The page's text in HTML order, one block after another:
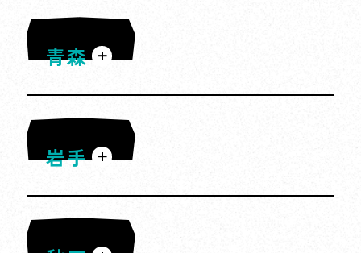
バージョンで異なります。）
※
iOSの場合：設定＞アプリ＞Safari＞カメラ
をご確認ください。
※
Androidの場合：設定＞アプリ＞Chrome＞
ていないかをご確認ください。
利用回数が増えるほど当選確率が上がりま
青森
岩手